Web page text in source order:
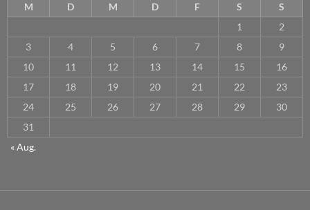
M D M D F S
S
1
2
3
4 5 6 7 8
9
10
11 12 13 14 15
16
17
18 19 20 21 22
23
24
25 26 27 28 29
30
31
« Aug.